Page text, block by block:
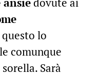
lo
comunque
Sarà